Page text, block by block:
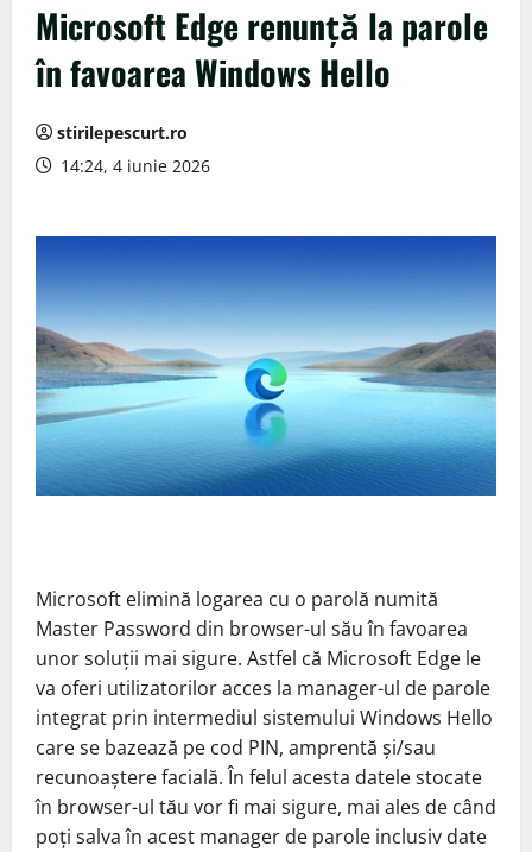
Microsoft Edge renunță la parole
în favoarea Windows Hello
stirilepescurt.ro
14:24, 4 iunie 2026
Microsoft elimină logarea cu o parolă numită
Master Password din browser-ul său în favoarea
unor soluții mai sigure. Astfel că Microsoft Edge le
va oferi utilizatorilor acces la manager-ul de parole
integrat prin intermediul sistemului Windows Hello
care se bazează pe cod PIN, amprentă și/sau
recunoaștere facială. În felul acesta datele stocate
în browser-ul tău vor fi mai sigure, mai ales de când
poți salva în acest manager de parole inclusiv date